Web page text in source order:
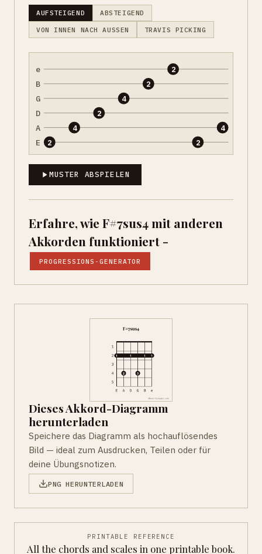
AUFSTEIGEND ABSTEIGEND
VON INNEN NACH AUSSEN TRAVIS PICKING
e
B
G
D
A
E 2
4
2
4
2
2
2
4
MUSTER ABSPIELEN
Erfahre, wie F#7sus4 mit anderen
Akkorden funktioniert -
PROGRESSIONS-GENERATOR
Dieses Akkord-Diagramm
herunterladen
Speichere das Diagramm als hochauflösendes
Bild — ideal zum Ausdrucken, Teilen oder für
deine Übungsnotizen.
PNG HERUNTERLADEN
PRINTABLE REFERENCE
All the chords and scales in one printable book.